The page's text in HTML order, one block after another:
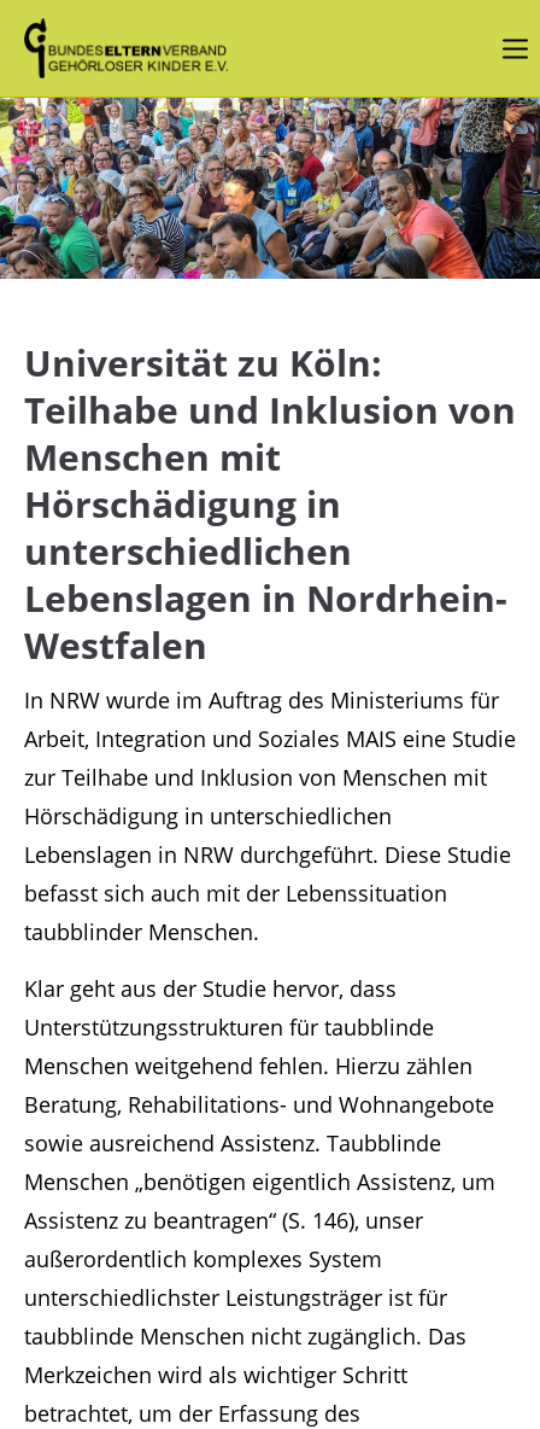
Login
Benutzername
Passwort
Angemeldet bleiben
Anmelden
Register|Lost your password?
Support
Lorem ipsum dolor sit amet:
24h / 365days
We offer support for our customers
Mon - Fri 8:00am - 5:00pm(GMT +1)
Cybersteel Inc.
376-293 City Road, Suite 600
San Francisco, CA 94102
Have any questions?
+44 1234 567 890
Drop us a line
About us
Lorem ipsum dolor sit amet, consectetuer
Universität zu Köln:
Teilhabe und Inklusion von
Menschen mit
Hörschädigung in
unterschiedlichen
Lebenslagen in Nordrhein-
Westfalen
In NRW wurde im Auftrag des Ministeriums für
Arbeit, Integration und Soziales MAIS eine Studie
zur Teilhabe und Inklusion von Menschen mit
Hörschädigung in unterschiedlichen
Lebenslagen in NRW durchgeführt. Diese Studie
befasst sich auch mit der Lebenssituation
taubblinder Menschen.
Klar geht aus der Studie hervor, dass
Unterstützungsstrukturen für taubblinde
Menschen weitgehend fehlen. Hierzu zählen
Beratung, Rehabilitations- und Wohnangebote
sowie ausreichend Assistenz. Taubblinde
Menschen „benötigen eigentlich Assistenz, um
Assistenz zu beantragen“ (S. 146), unser
außerordentlich komplexes System
unterschiedlichster Leistungsträger ist für
taubblinde Menschen nicht zugänglich. Das
Merkzeichen wird als wichtiger Schritt
betrachtet, um der Erfassung des